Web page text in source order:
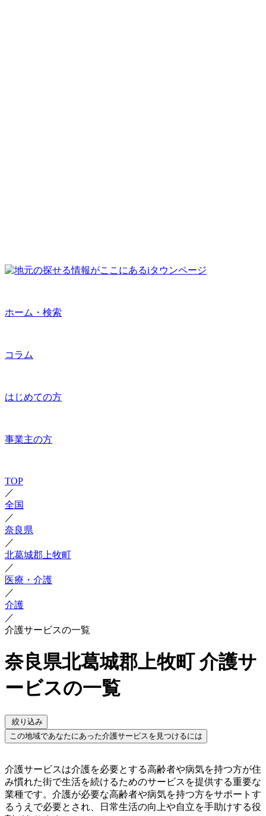
ホーム・検索
コラム
はじめての方
事業主の方
TOP
／
全国
／
奈良県
／
北葛城郡上牧町
／
医療・介護
／
介護
／
介護サービスの一覧
奈良県北葛城郡上牧町 介護サ
ービスの一覧
絞り込み
この地域であなたにあった介護サービスを見つけるには
介護サービスは介護を必要とする高齢者や病気を持つ方が住
み慣れた街で生活を続けるためのサービスを提供する重要な
業種です。介護が必要な高齢者や病気を持つ方をサポートす
るうえで必要とされ、日常生活の向上や自立を手助けする役